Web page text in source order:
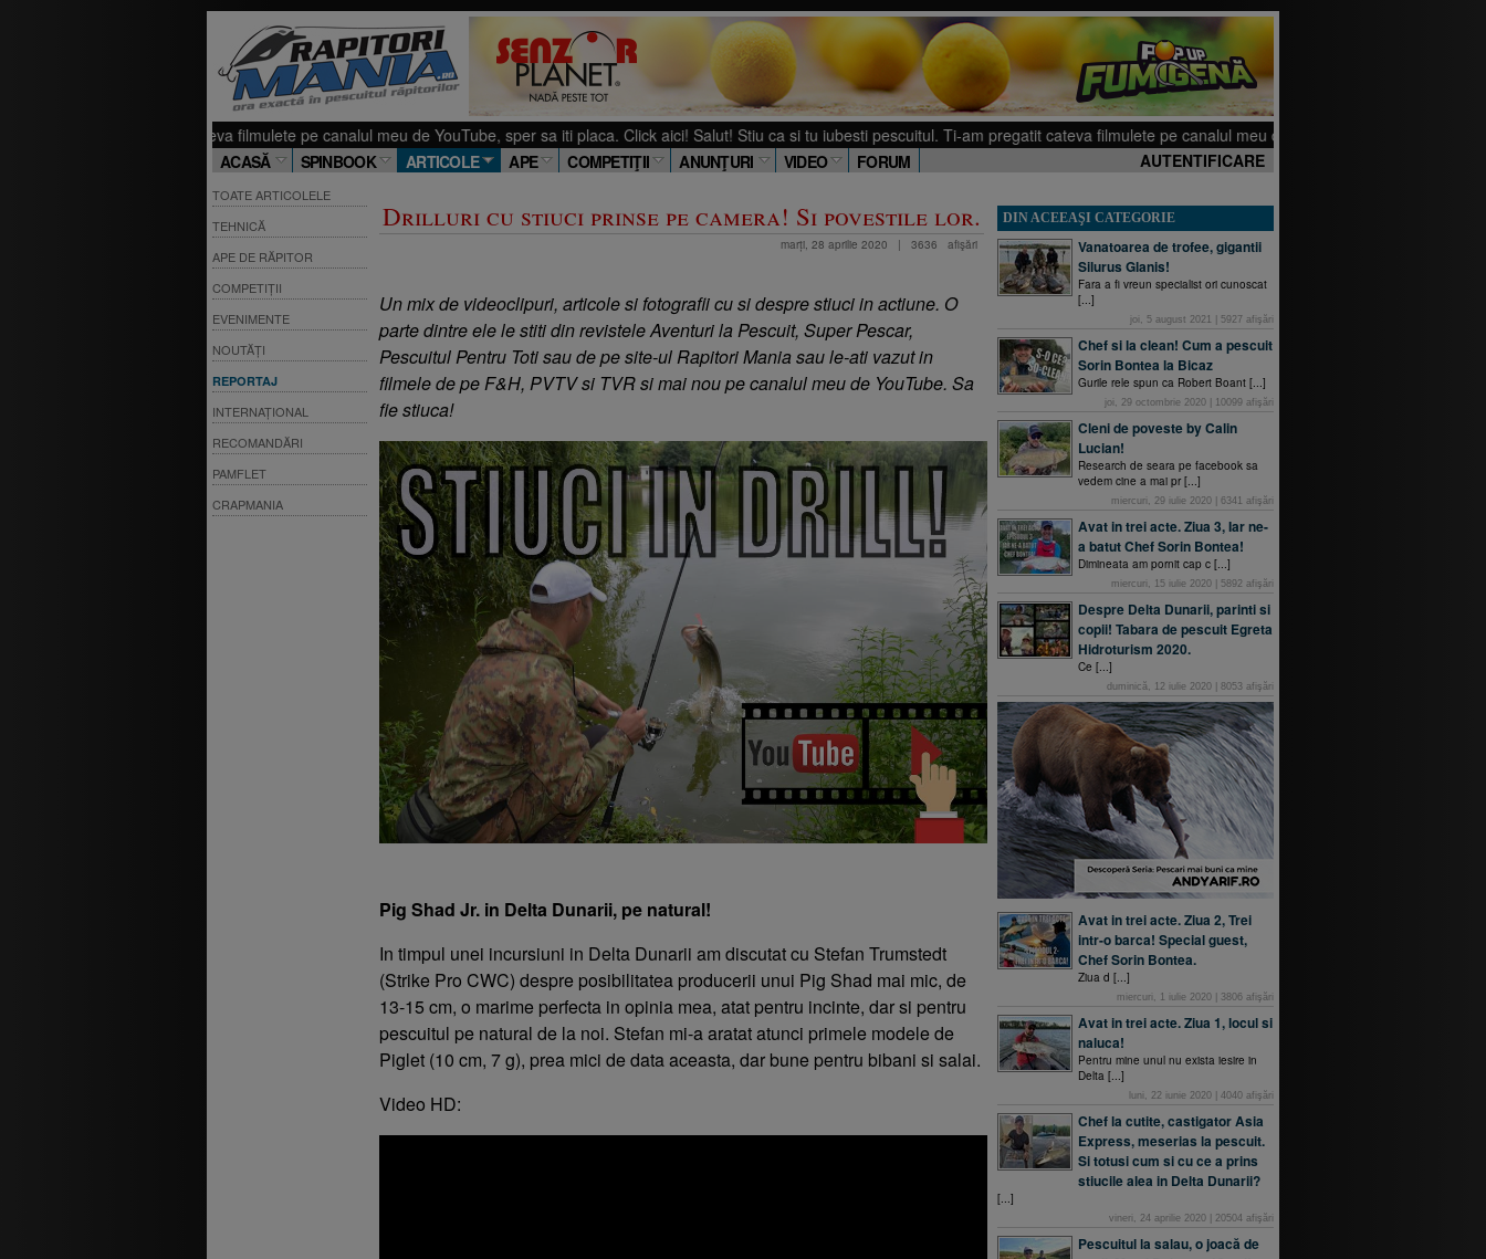
Ti-am pregatit cateva filmulete pe canalul meu de YouTube, sper sa iti placa. Click aici! Salut! Stiu ca si tu iubesti pescuitul. Ti-am pregatit cateva filmulete pe canalul meu de YouTube, sper sa iti placa. Click
ACASĂ
SPINBOOK ARTICOLE APE COMPETIŢII ANUNŢURI VIDEO FORUM AUTENTIFICARE
TOATE ARTICOLELE
TEHNICĂ
APE DE RĂPITOR
COMPETIȚII
EVENIMENTE
NOUTĂȚI
REPORTAJ
INTERNAȚIONAL
RECOMANDĂRI
PAMFLET
CRAPMANIA
Drilluri cu stiuci prinse pe camera! Si povestile lor.
marți, 28 aprilie 2020 | 3636 afişări
Un mix de videoclipuri, articole si fotografii cu si despre stiuci in actiune. O
parte dintre ele le stiti din revistele Aventuri la Pescuit, Super Pescar,
Pescuitul Pentru Toti sau de pe site-ul Rapitori Mania sau le-ati vazut in
filmele de pe F&H, PVTV si TVR si mai nou pe canalul meu de YouTube. Sa
fie stiuca!
Pig Shad Jr. in Delta Dunarii, pe natural!
In timpul unei incursiuni in Delta Dunarii am discutat cu Stefan Trumstedt
(Strike Pro CWC) despre posibilitatea producerii unui Pig Shad mai mic, de
13-15 cm, o marime perfecta in opinia mea, atat pentru incinte, dar si pentru
pescuitul pe natural de la noi. Stefan mi-a aratat atunci primele modele de
Piglet (10 cm, 7 g), prea mici de data aceasta, dar bune pentru bibani si salai.
Video HD:
DIN ACEEAŞI CATEGORIE
Vanatoarea de trofee, gigantii
Silurus Glanis!
Fara a fi vreun specialist ori cunoscat
[...]
joi, 5 august 2021 5927 afişări
Chef si la clean! Cum a pescuit
Sorin Bontea la Bicaz
Gurile rele spun ca Robert Boant [...]
joi, 29 octombrie 2020 10099 afişări
Cleni de poveste by Calin
Lucian!
Research de seara pe facebook sa
vedem cine a mai pr [...]
miercuri, 29 iulie 2020 6341 afişări
Avat in trei acte. Ziua 3, Iar ne-
a batut Chef Sorin Bontea!
Dimineata am pornit cap c [...]
miercuri, 15 iulie 2020 5892 afişări
Despre Delta Dunarii, parinti si
copii! Tabara de pescuit Egreta
Hidroturism 2020.
Ce [...]
duminică, 12 iulie 2020 8053 afişări
Avat in trei acte. Ziua 2, Trei
intr-o barca! Special guest,
Chef Sorin Bontea.
Ziua d [...]
miercuri, 1 iulie 2020 3806 afişări
Avat in trei acte. Ziua 1, locul si
naluca!
Pentru mine unul nu exista iesire in
Delta [...]
luni, 22 iunie 2020 4040 afişări
Chef la cutite, castigator Asia
Express, meserias la pescuit.
Si totusi cum si cu ce a prins
stiucile alea in Delta Dunarii?
[...]
vineri, 24 aprilie 2020 20504 afişări
Pescuitul la salau, o joacă de